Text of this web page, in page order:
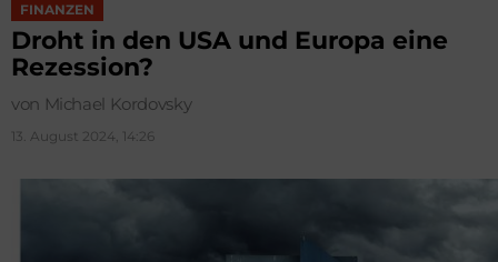
FINANZEN
Droht in den USA und Europa eine
Rezession?
von Michael Kordovsky
13. August 2024, 14:26